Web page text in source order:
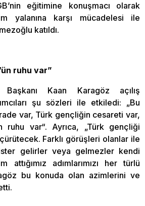
eğitimine konuşmacı olarak
yalanına karşı mücadelesi ile
katıldı.
ruhu var”
Kaan Karagöz açılış
şu sözleri ile etkiledi: „Bu
var, Türk gençliğin cesareti var,
ruhu var“. Ayrıca, „Türk gençliği
Farklı görüşleri olanlar ile
ister gelirler veya gelmezler kendi
attığımız adımlarımızı her türlü
bu konuda olan azimlerini ve